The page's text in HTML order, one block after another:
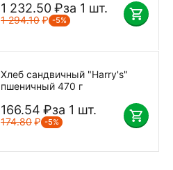
1 232.50 ₽за 1 шт.
1 294.10 ₽ -5%
Хлеб сандвичный "Harry's"
пшеничный 470 г
166.54 ₽за 1 шт.
174.80 ₽ -5%